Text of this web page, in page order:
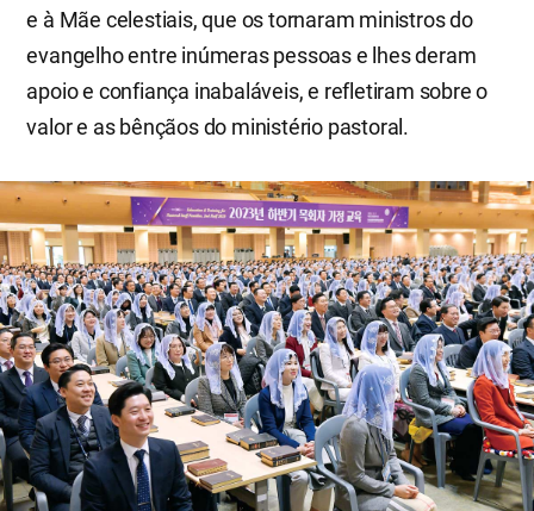
e à Mãe celestiais, que os tornaram ministros do
evangelho entre inúmeras pessoas e lhes deram
apoio e confiança inabaláveis, e refletiram sobre o
valor e as bênçãos do ministério pastoral.